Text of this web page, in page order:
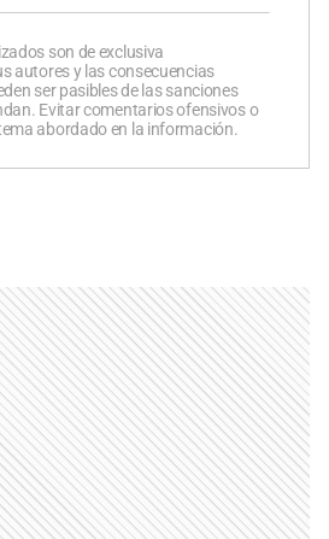
son de exclusiva
autores y las consecuencias
ser pasibles de las sanciones
Evitar comentarios ofensivos o
abordado en la información.